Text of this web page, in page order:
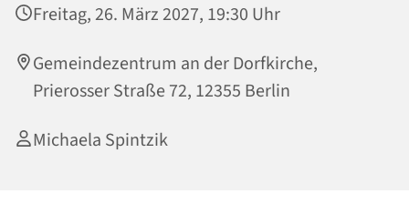
Freitag, 26. März 2027, 19:30 Uhr
Gemeindezentrum an der Dorfkirche,
Prierosser Straße 72, 12355 Berlin
Michaela Spintzik